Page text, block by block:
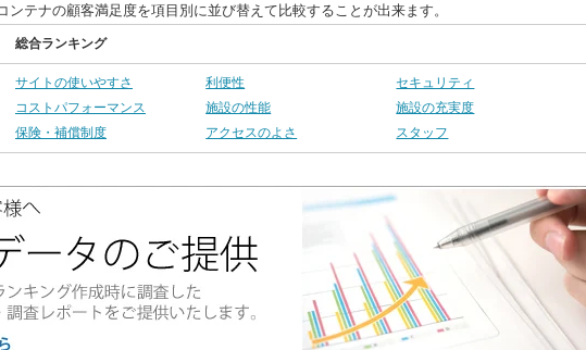
ンテナの顧客満足度を項目別に並び替えて比較することが出来ます。
総合ランキング
サイトの使いやすさ 利便性
セキュリティ
コストパフォーマンス
施設の性能
施設の充実度
保険・補償制度
アクセスのよさ スタッフ